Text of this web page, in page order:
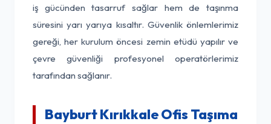
iş gücünden tasarruf sağlar hem de taşınma
süresini yarı yarıya kısaltır. Güvenlik önlemlerimiz
gereği, her kurulum öncesi zemin etüdü yapılır ve
çevre güvenliği profesyonel operatörlerimiz
tarafından sağlanır.
Bayburt Kırıkkale Ofis Taşıma